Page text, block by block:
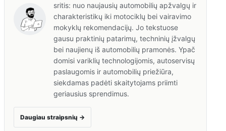
sritis: nuo naujausių automobilių apžvalgų ir
charakteristikų iki motociklų bei vairavimo
mokyklų rekomendacijų. Jo tekstuose
gausu praktinių patarimų, techninių įžvalgų
bei naujienų iš automobilių pramonės. Ypač
domisi variklių technologijomis, autoservisų
paslaugomis ir automobilių priežiūra,
siekdamas padėti skaitytojams priimti
geriausius sprendimus.
Daugiau straipsnių →